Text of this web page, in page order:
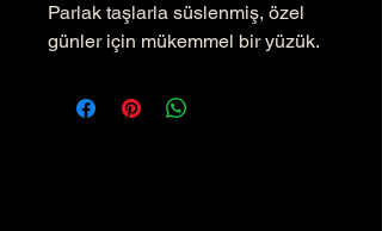
Parlak taşlarla süslenmiş, özel
günler için mükemmel bir yüzük.